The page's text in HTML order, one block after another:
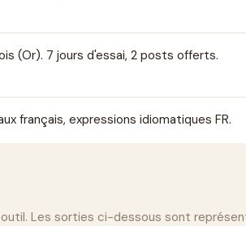
(Or). 7 jours d'essai, 2 posts offerts.
français, expressions idiomatiques FR.
Les sorties ci-dessous sont